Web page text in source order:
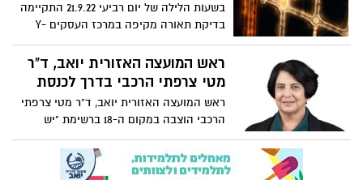
בשעות הלילה של יום רביעי 21.9.22 התקיימה
בדיקת תאורה מקיפה במרכז העסקים Y-
PARK הנמצא בשלבי ביצוע מתקדמים מאוד
של פיתוח שלב א' והמתחם הואר בפעם
הראשונה.
ראש המועצה האזורית יואב, ד"ר
מטי צרפתי הרכבי בדרך לכנסת
ראש המועצה האזורית יואב, ד"ר מטי צרפתי
הרכבי הוצבה במקום ה-18 ברשימת "יש
עתיד" לכנסת ה- 25 צרפתי הרכבי: "אני
מצטרפת לנבחרת מצויינת ומגוונת, מתוך
אמונה גדולה ביכולת שלי ושל עמיתיי להשפיע